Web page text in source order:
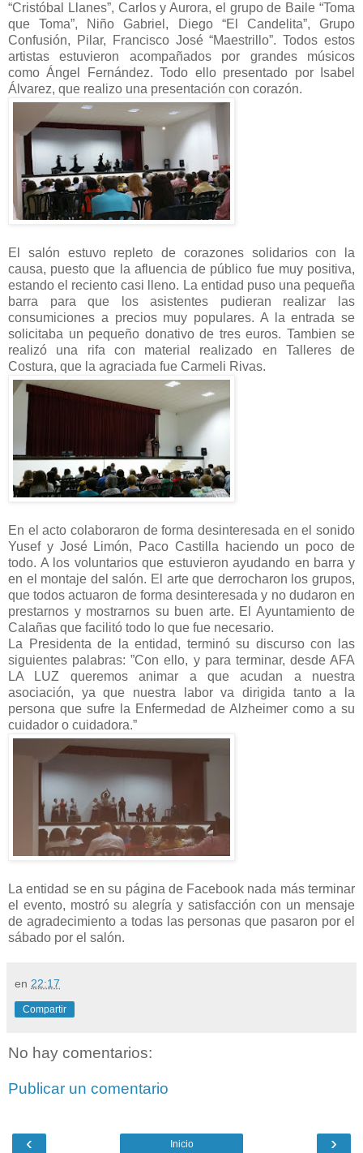
“Cristóbal Llanes”, Carlos y Aurora, el grupo de Baile “Toma
que Toma”, Niño Gabriel, Diego “El Candelita”, Grupo
Confusión, Pilar, Francisco José “Maestrillo”. Todos estos
artistas estuvieron acompañados por grandes músicos
como Ángel Fernández. Todo ello presentado por Isabel
Álvarez, que realizo una presentación con corazón.
El salón estuvo repleto de corazones solidarios con la
causa, puesto que la afluencia de público fue muy positiva,
estando el reciento casi lleno. La entidad puso una pequeña
barra para que los asistentes pudieran realizar las
consumiciones a precios muy populares. A la entrada se
solicitaba un pequeño donativo de tres euros. Tambien se
realizó una rifa con material realizado en Talleres de
Costura, que la agraciada fue Carmeli Rivas.
En el acto colaboraron de forma desinteresada en el sonido
Yusef y José Limón, Paco Castilla haciendo un poco de
todo. A los voluntarios que estuvieron ayudando en barra y
en el montaje del salón. El arte que derrocharon los grupos,
que todos actuaron de forma desinteresada y no dudaron en
prestarnos y mostrarnos su buen arte. El Ayuntamiento de
Calañas que facilitó todo lo que fue necesario.
La Presidenta de la entidad, terminó su discurso con las
siguientes palabras: ”Con ello, y para terminar, desde AFA
LA LUZ queremos animar a que acudan a nuestra
asociación, ya que nuestra labor va dirigida tanto a la
persona que sufre la Enfermedad de Alzheimer como a su
cuidador o cuidadora.”
La entidad se en su página de Facebook nada más terminar
el evento, mostró su alegría y satisfacción con un mensaje
de agradecimiento a todas las personas que pasaron por el
sábado por el salón.
en 22:17
Compartir
No hay comentarios:
Publicar un comentario
‹ ›
Inicio